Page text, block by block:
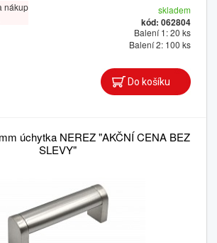
nákup
skladem
kód: 062804
Balení 1: 20 ks
Balení 2: 100 ks
úchytka NEREZ "AKČNÍ CENA BEZ
SLEVY"